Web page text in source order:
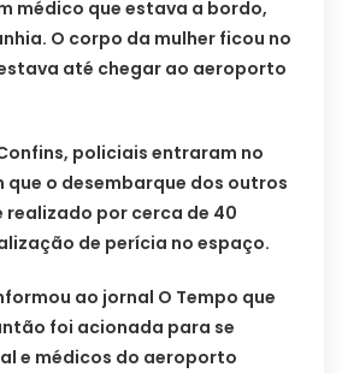
médico que estava a bordo,
O corpo da mulher ficou no
até chegar ao aeroporto
policiais entraram no
que o desembarque dos outros
realizado por cerca de 40
de perícia no espaço.
ao jornal O Tempo que
foi acionada para se
e médicos do aeroporto